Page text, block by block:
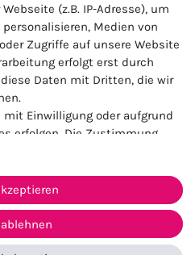
(23.143)
AGB
Kontakt
widerrufen
(z.B. IP-Adresse), um
Medien von
Zugriffe auf unsere Website
erfolgt erst durch
Daten mit Dritten, die wir
Einwilligung oder aufgrund
erfolgen. Die Zustimmung
Es besteht das Recht,
Beachten Sie unser
zur Verwendung
unserer